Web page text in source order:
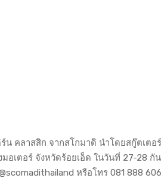
น คลาสสิก จากสโกมาดิ นำโดยสกู๊ตเตอ
อเตอร์ จังหวัดร้อยเอ็ด ในวันที่ 27-28 กั
หรือโทร 081 888